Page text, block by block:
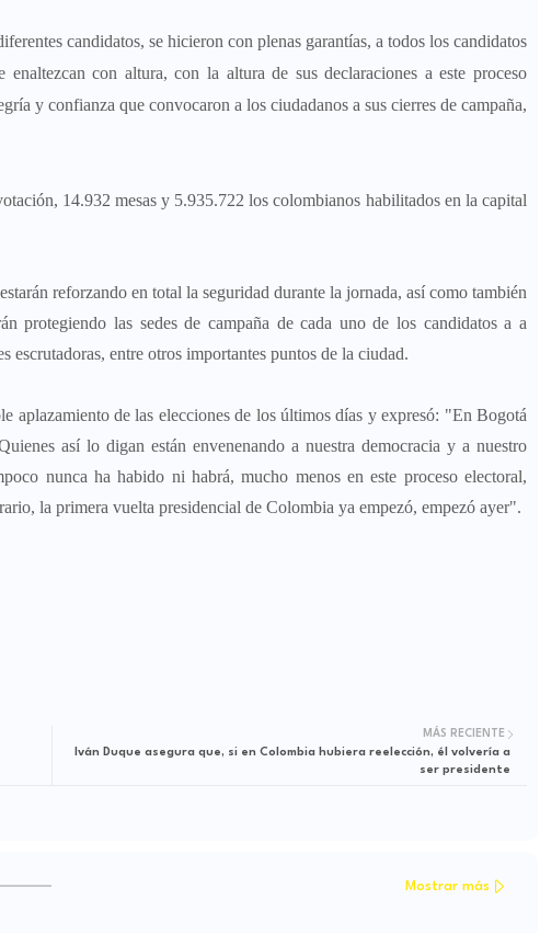
candidatos, se hicieron con plenas garantías, a todos los candidatos
con altura, con la altura de sus declaraciones a este proceso
y confianza que convocaron a los ciudadanos a sus cierres de campaña,
14.932 mesas y 5.935.722 los colombianos habilitados en la capital
reforzando en total la seguridad durante la jornada, así como también
protegiendo las sedes de campaña de cada uno de los candidatos a a
escrutadoras, entre otros importantes puntos de la ciudad.
aplazamiento de las elecciones de los últimos días y expresó: "En Bogotá
así lo digan están envenenando a nuestra democracia y a nuestro
nunca ha habido ni habrá, mucho menos en este proceso electoral,
la primera vuelta presidencial de Colombia ya empezó, empezó ayer".
MÁS RECIENTE
Iván Duque asegura que, si en Colombia hubiera reelección, él volvería a
ser presidente
Mostrar más